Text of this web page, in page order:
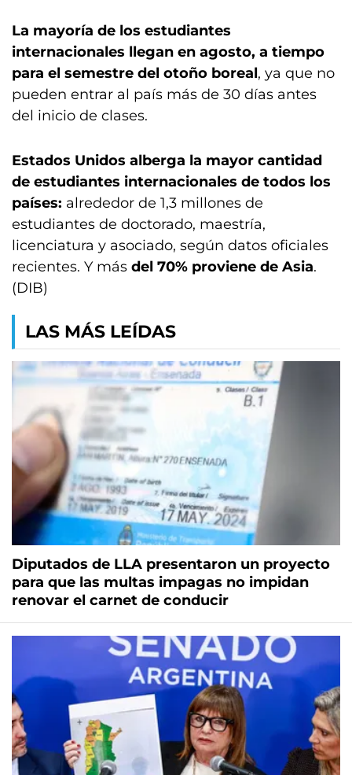
La mayoría de los estudiantes
internacionales llegan en agosto, a tiempo
para el semestre del otoño boreal, ya que no
pueden entrar al país más de 30 días antes
del inicio de clases.
Estados Unidos alberga la mayor cantidad
de estudiantes internacionales de todos los
países: alrededor de 1,3 millones de
estudiantes de doctorado, maestría,
licenciatura y asociado, según datos oficiales
recientes. Y más del 70% proviene de Asia.
(DIB)
LAS MÁS LEÍDAS
Diputados de LLA presentaron un proyecto
para que las multas impagas no impidan
renovar el carnet de conducir